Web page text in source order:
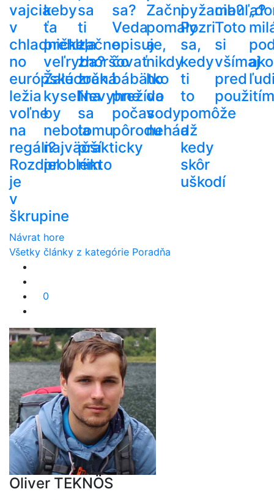
vajcia
v
chladničke,
no
európske
ležia
voľne
na
regáli?
Rozdiel
je
v
škrupine
keby
ťa
prehltla
veľryba?
Žalúdočná
kyselina
by
nebola
najväčší
problém
sa
ti
začne
zhoršovať
zrak.
Nevyhne
sa
tomu
prakticky
nikto
sa?
Veda
opisuje,
čo
bábätko
prežíva
počas
pôrodu
Začni
pomaly
a
nikdy
ho
do
vody
nehádž
pyžama?
Pozri
sa,
kedy
ti
to
pomôže
a
kedy
skôr
uškodí
cibuľa?
Toto
si
všímaj
pred
použitím
ako
Návrat hore
Všetky články z kategórie Poradňa
0
Oliver TEKNÖS